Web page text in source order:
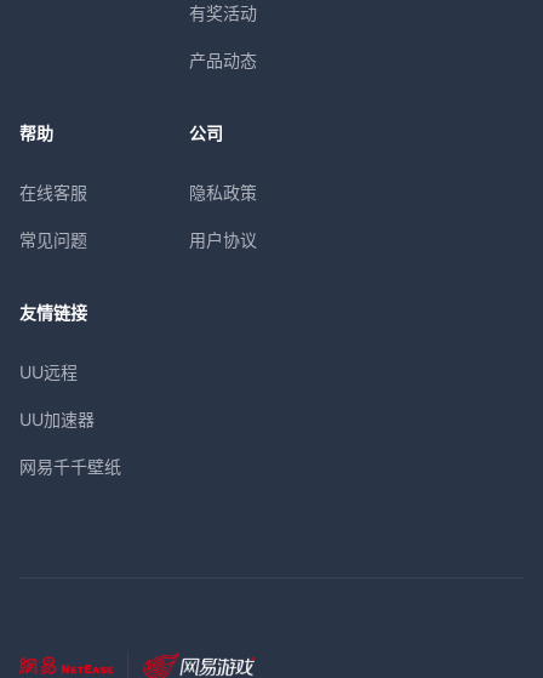
有奖活动
产品动态
帮助
在线客服
常见问题
公司
隐私政策
用户协议
友情链接
UU远程
UU加速器
网易千千壁纸